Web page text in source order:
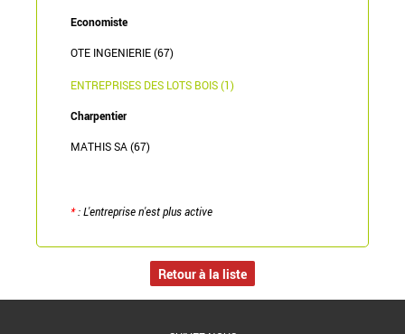
Economiste
OTE INGENIERIE (67)
ENTREPRISES DES LOTS BOIS (1)
Charpentier
MATHIS SA (67)
*: L'entreprise n'est plus active
Retour à la liste